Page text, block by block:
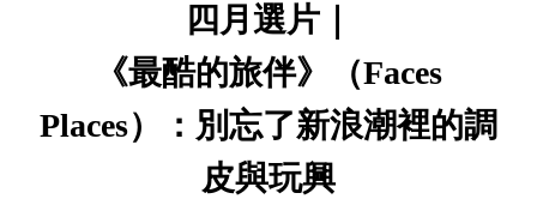
四月選片｜
《最酷的旅伴》（Faces
Places）：別忘了新浪潮裡的調
皮與玩興